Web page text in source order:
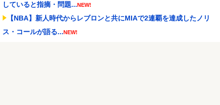
していると指摘・問題...NEW!
【NBA】新人時代からレブロンと共にMIAで2連覇を達成したノリ
ス・コールが語る...NEW!